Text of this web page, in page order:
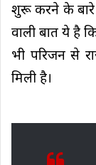
शुरू करने के बारे
वाली बात ये है
भी परिजन से
मिली है।